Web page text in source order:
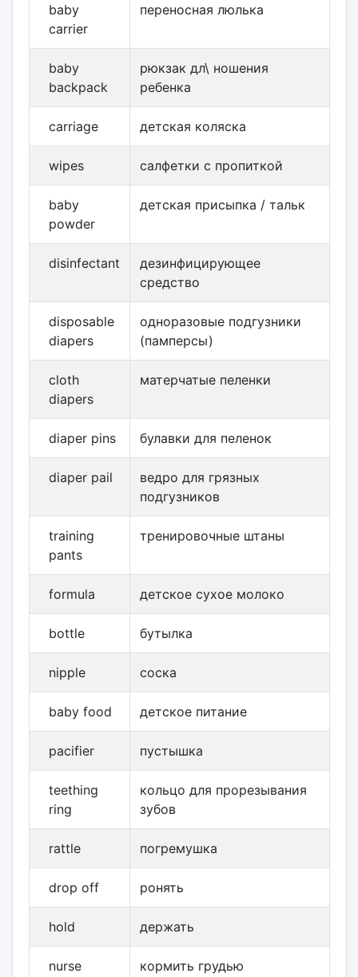
baby
carrier
переносная люлька
baby
backpack
рюкзак дл\ ношения
ребенка
carriage детская коляска
wipes салфетки с пропиткой
baby
powder
детская присыпка / тальк
disinfectant
дезинфицирующее
средство
disposable
diapers
одноразовые подгузники
(памперсы)
cloth
diapers
матерчатые пеленки
diaper pins булавки для пеленок
diaper pail
ведро для грязных
подгузников
training
pants
тренировочные штаны
formula детское сухое молоко
bottle бутылка
nipple соска
baby food детское питание
pacifier пустышка
teething
ring
кольцо для прорезывания
зубов
rattle погремушка
drop off ронять
hold держать
nurse кормить грудью